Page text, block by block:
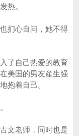
热。
扪心自问，她不得
了自己热爱的教育
美国的男友産生强
抱着自己。
文老师，同时也是